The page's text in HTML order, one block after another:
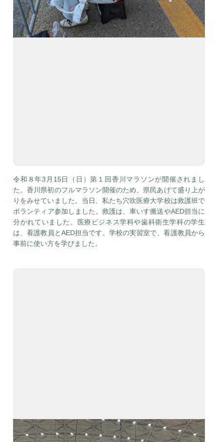
令和８年3月15日（日）第１回香川マラソンが開催されまし
た。香川県初のフルマラソン開催のため、県民あげて盛り上が
りをみせていました。当日、私たち穴吹医療大学校は救護班で
ボランティア参加しました。救護は、車いす搬送やAED担当に
分かれていました。医療ビジネス学科や歯科衛生学科の学生
は、看護教員とAED担当です。学校の実習室で、看護教員から
事前に使い方を学びました。